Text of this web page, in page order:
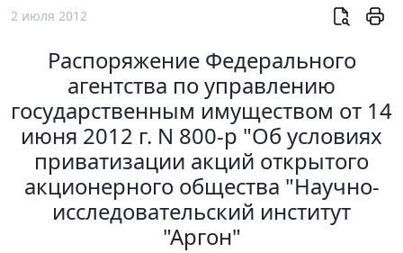
2 июля 2012
Распоряжение Федерального
агентства по управлению
государственным имуществом от 14
июня 2012 г. N 800-р "Об условиях
приватизации акций открытого
акционерного общества "Научно-
исследовательский институт
"Аргон"